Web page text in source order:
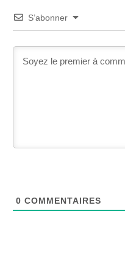
S’abonner
0 COMMENTAIRES